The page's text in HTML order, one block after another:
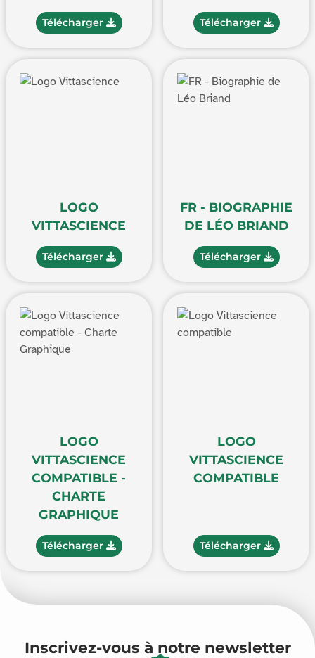
Télécharger Télécharger
LOGO
VITTASCIENCE
Télécharger
FR - BIOGRAPHIE
DE LÉO BRIAND
Télécharger
LOGO
VITTASCIENCE
COMPATIBLE -
CHARTE
GRAPHIQUE
Télécharger
LOGO
VITTASCIENCE
COMPATIBLE
Télécharger
Inscrivez-vous à notre newsletter